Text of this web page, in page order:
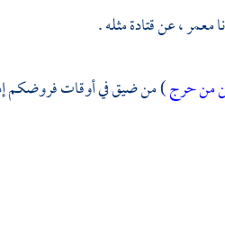
معمر، عنقتادةمثله .
من حرج) من ضيق في أوقات فروضكم